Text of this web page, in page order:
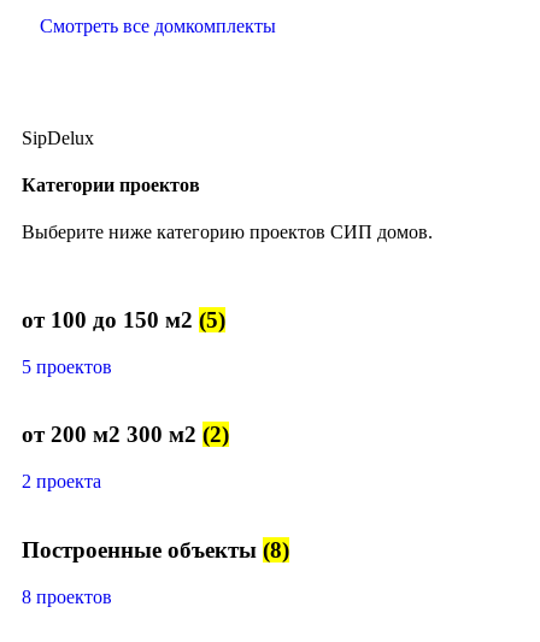
Смотреть все домкомплекты
SipDelux
Категории проектов
Выберите ниже категорию проектов СИП домов.
от 100 до 150 м2 (5)
5 проектов
от 200 м2 300 м2 (2)
2 проекта
Построенные объекты (8)
8 проектов